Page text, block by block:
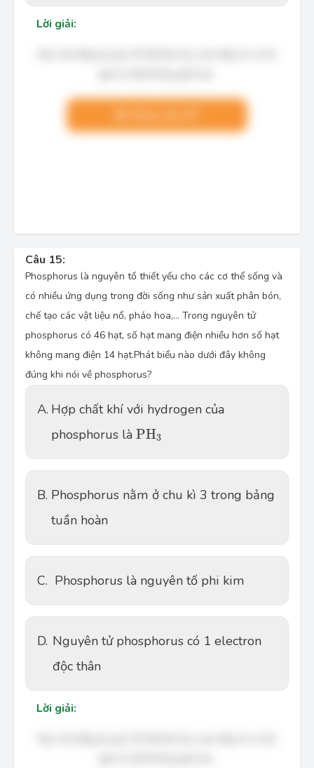
Lời giải:
Câu 15:
Phosphorus là nguyên tố thiết yếu cho các cơ thể sống và
có nhiều ứng dụng trong đời sống như sản xuất phân bón,
chế tạo các vật liệu nổ, pháo hoa,... Trong nguyên tử
phosphorus có 46 hạt, số hạt mang điện nhiều hơn số hạt
không mang điện 14 hạt.Phát biểu nào dưới đây không
đúng khi nói về phosphorus?
A. Hợp chất khí với hydrogen của
phosphorus làPH3
PH3
B. Phosphorus nằm ở chu kì 3 trong bảng
tuần hoàn
C. Phosphorus là nguyên tố phi kim
D. Nguyên tử phosphorus có 1 electron
độc thân
Lời giải: